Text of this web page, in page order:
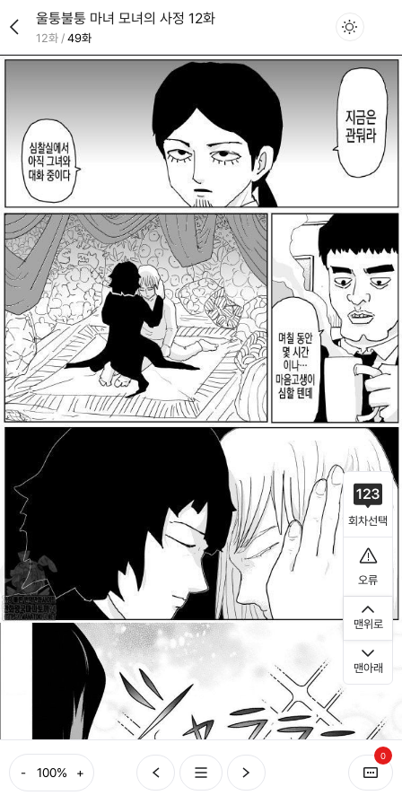
울퉁불퉁 마녀 모녀의 사정 12화
12화 / 49화
- +
0
회차선택
오류
맨위로
맨아래